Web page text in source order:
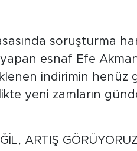
soruşturma
esnaf Efe
indirimin henüz
yeni zamların
ARTIŞ